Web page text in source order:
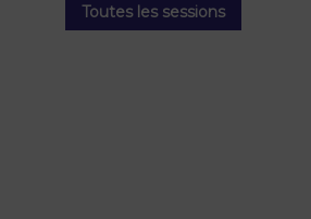
Toutes les sessions